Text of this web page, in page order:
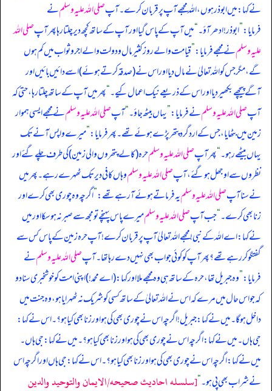
نے کہا: میں ابوذر ہوں، اللہ مجھے آپ پر قربان کرے۔ آپصلی اللہ علیہ وسلمنے
فرمایا:”ابوذر! ادھر آؤ۔“میں آپ کے پاس گیا اور آپ کے ساتھ کچھ دیر چلتا رہا پھر آپصلی اللہ
علیہ وسلمنے مجھے فرمایا:”قیامت والے روز کثیر مال و دولت والے اجر و ثواب میں کم ہوں
گے، مگر جس کو اللہ تعالیٰ نے مال دیا اور اس نے (صدقہ کرتے ہوئے) اسے دائیں بائیں اور
آگے پیچھے بکھیر دیا اور اس کے ذریعے نیک اعمال کیے۔“پھر میں آپ کے ساتھ چلتا رہا، حتی کہ
آپصلی اللہ علیہ وسلمنے فرمایا:”یہاں بیٹھ جاؤ۔“آپصلی اللہ علیہ وسلمنے مجھے ایسی ہموار
زمین میں بٹھایا، جس کے ارد گرد پتھر پڑے ہوئے تھے۔ پھر فرمایا:”میرے واپس آنے تک
یہاں بیٹھے رہو۔“پھر آپصلی اللہ علیہ وسلمحرہ (کالے پتھروں والی زمین) کی طرف چلے گئے اور
نظروں سے اوجھل ہو گئے، آپصلی اللہ علیہ وسلموہاں کافی دیر تک ٹھہرے رہے۔ پھر میں
نے سنا آپصلی اللہ علیہ وسلمیہ فرماتے ہوئے آ رہے تھے:”اگرچہ وہ چوری بھی کرے اور
زنا بھی کرے۔“جب آپصلی اللہ علیہ وسلممیرے پاس پہنچے تو مجھ سے صبر نہ ہو سکا اور میں
نے کہا: اے اللہ کے نبی! مجھے اللہ تعالیٰ آپ پر قربان کرے! آپ حرہ زمین کے پاس کس سے
گفتگو کر رہے تھے؟ پھر آپ کو کوئی جواب بھی نہیں دے رہا تھا۔ آپصلی اللہ علیہ وسلمنے
فرمایا:”وہ جبریل تھا، حرہ کے ساتھ ہی وہ مجھے ملا اور کہا: (اے محمد!) اپنی امت کو خوشخبری سنا دو
کہ جو اس حال میں مرے کہ اس نے اللہ تعالیٰ کے ساتھ کسی کو شریک نہ ٹھہرایا ہو، وہ جنت میں
داخل ہو گا۔ میں نے کہا: جبریل! اگرچہ اس نے چوری بھی کی ہو اور زنا بھی کیا ہو؟۔ اس نے کہا:
جی ہاں۔ میں نے کہا: اگرچہ اس نے چوری بھی کی ہو اور زنا بھی کیا ہو؟۔ میں نے کہا: جی ہاں۔
میں نے کہا: اگرچہ اس نے چوری بھی کی ہو اور زنا بھی کیا ہو؟۔ اس نے کہا: جی ہاں اور اگرچہ اس
نے شراب بھی پی ہو۔“[سلسله احاديث صحيحه/الايمان والتوحيد والدين